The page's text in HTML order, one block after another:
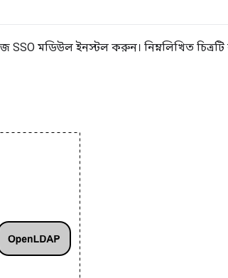
SSO মডিউল ইনস্টল করুন। নিম্নলিখিত চিত্রটি